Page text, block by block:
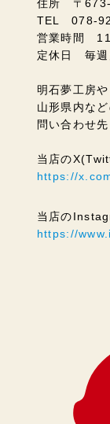
住所 〒673-
TEL 078-
営業時間
定休日 毎週
明石夢工房
山形県内な
問い合わせ
当店の
https://
当店の
https://